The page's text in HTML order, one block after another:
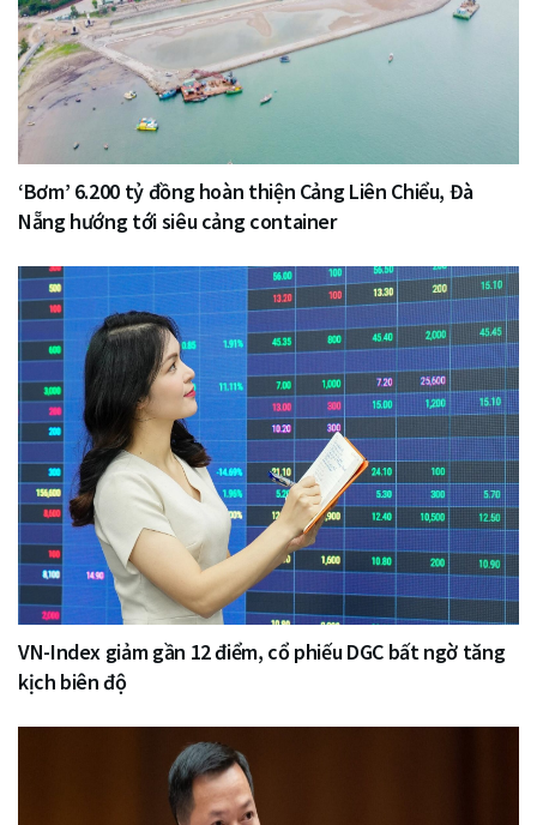
‘Bơm’ 6.200 tỷ đồng hoàn thiện Cảng Liên Chiểu, Đà
Nẵng hướng tới siêu cảng container
VN-Index giảm gần 12 điểm, cổ phiếu DGC bất ngờ tăng
kịch biên độ